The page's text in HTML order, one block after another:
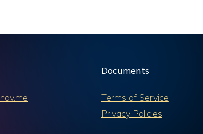
Documents
Terms of Service
Privacy Policies